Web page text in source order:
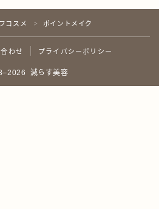
コスメ ＞ ポイントメイク
わせ プライバシーポリシー
減らす美容